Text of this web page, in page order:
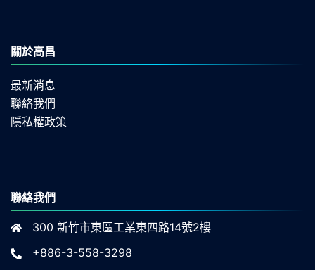
關於高昌
最新消息
聯絡我們
隱私權政策
聯絡我們
300 新竹市東區工業東四路14號2樓
+886-3-558-3298